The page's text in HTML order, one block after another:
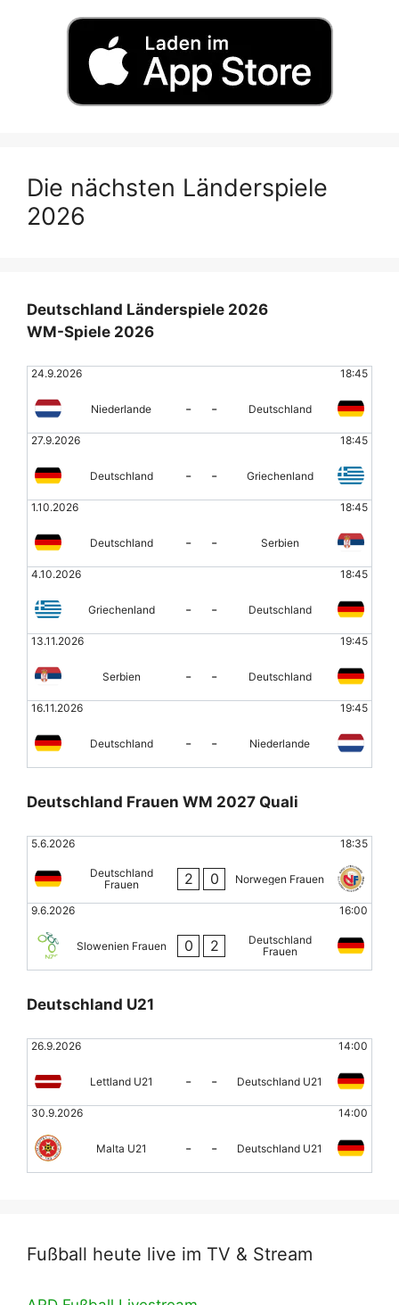
Die nächsten Länderspiele
2026
Deutschland Länderspiele 2026
WM-Spiele 2026
24.9.2026 18:45
Niederlande - - Deutschland
27.9.2026 18:45
Deutschland - - Griechenland
1.10.2026 18:45
Deutschland - - Serbien
4.10.2026 18:45
Griechenland - - Deutschland
13.11.2026 19:45
Serbien - - Deutschland
16.11.2026 19:45
Deutschland - - Niederlande
Deutschland Frauen WM 2027 Quali
5.6.2026 18:35
Deutschland
Frauen
2 0 Norwegen Frauen
9.6.2026 16:00
Slowenien Frauen 0 2
Deutschland
Frauen
Deutschland U21
26.9.2026 14:00
Lettland U21 - - Deutschland U21
30.9.2026 14:00
Malta U21 - - Deutschland U21
Fußball heute live im TV & Stream